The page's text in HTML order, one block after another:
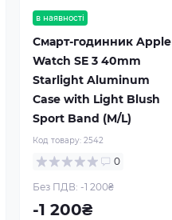
в наявності
Смарт-годинник Apple
Watch SE 3 40mm
Starlight Aluminum
Case with Light Blush
Sport Band (M/L)
Код товару: 2542
0
Без ПДВ: -1 200₴
-1 200₴